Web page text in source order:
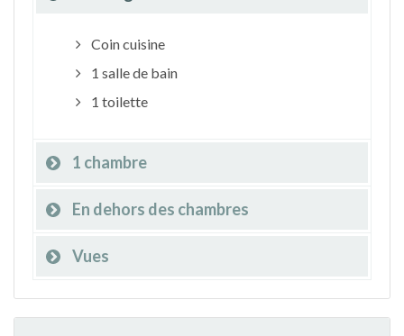
Coin cuisine
1 salle de bain
1 toilette
1 chambre
En dehors des chambres
Vues